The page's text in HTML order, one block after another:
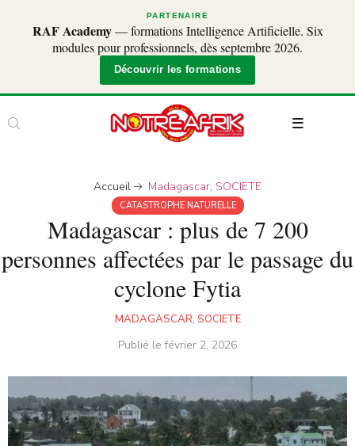
PARTENAIRE
RAF Academy— formations Intelligence Artificielle. Six
modules pour professionnels, dès septembre 2026.
Découvrir les formations
Accueil Madagascar, SOCIETE
CATASTROPHE NATURELLE
Madagascar : plus de 7 200
personnes affectées par le passage du
cyclone Fytia
MADAGASCAR, SOCIETE
Publié lefévrier 2, 2026